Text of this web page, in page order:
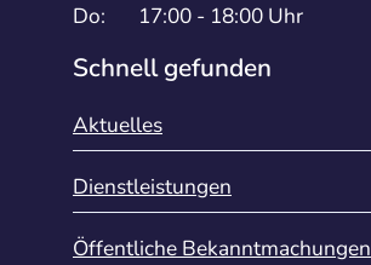
Do: 17:00 - 18:00 Uhr
Schnell gefunden
Aktuelles
Dienstleistungen
Öffentliche Bekanntmachungen